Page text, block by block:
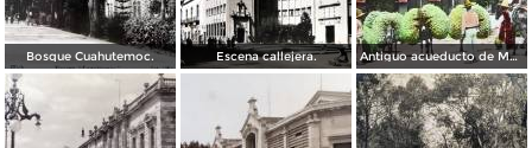
Bosque Cuahutemoc. Escena callejera. Antiguo acueducto de Morelia Michoacán.